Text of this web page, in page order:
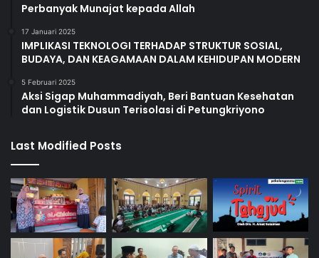
Perbanyak Munajat kepada Allah
17 Januari 2025
IMPLIKASI TEKNOLOGI TERHADAP STRUKTUR SOSIAL,
BUDAYA, DAN KEAGAMAAN DALAM KEHIDUPAN MODERN
5 Februari 2025
Aksi Sigap Muhammadiyah, Beri Bantuan Kesehatan
dan Logistik Dusun Terisolasi di Petungkriyono
Last Modified Posts